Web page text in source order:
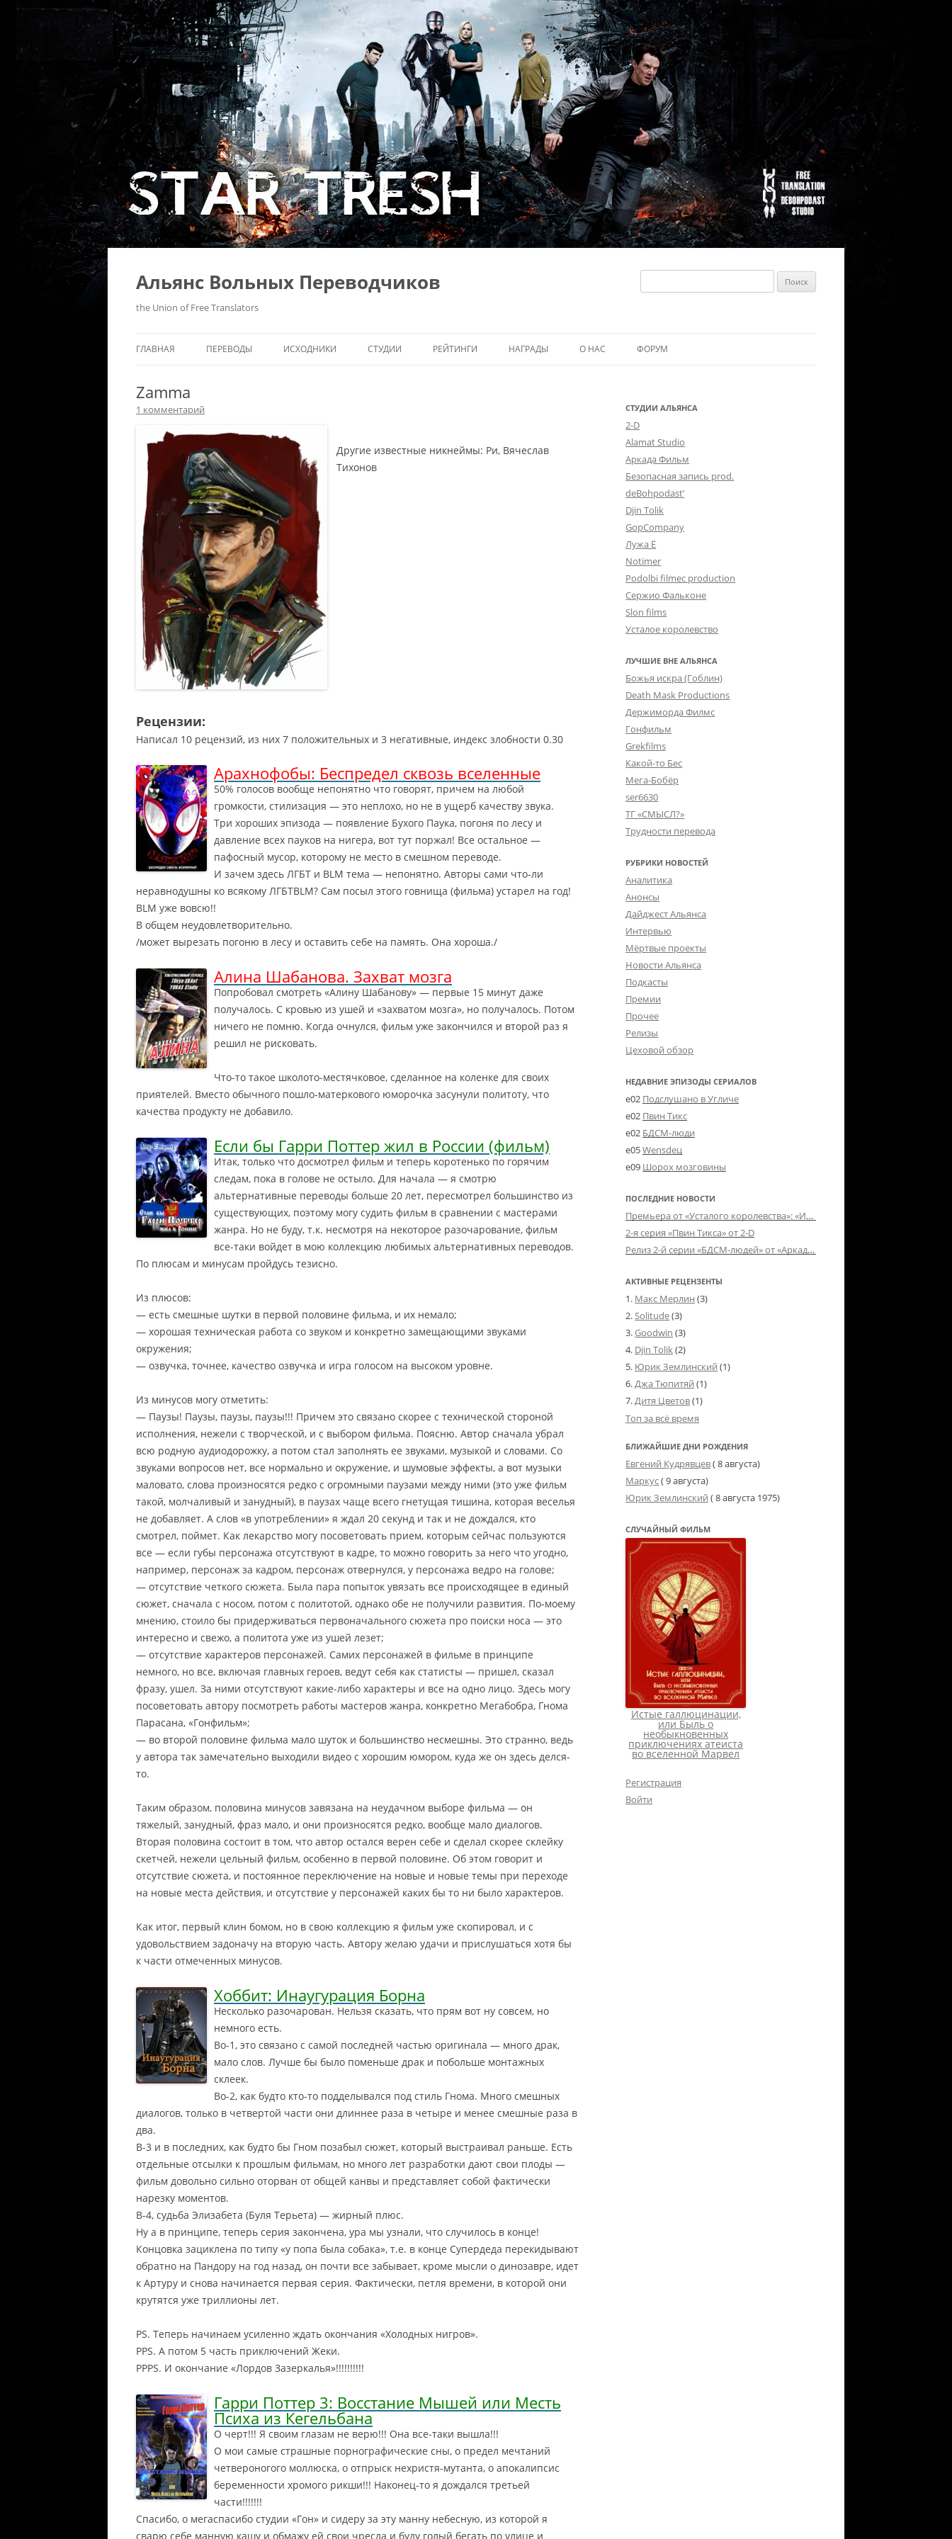
Альянс Вольных Переводчиков
the Union of Free Translators
Найти:
ГЛАВНАЯ ПЕРЕВОДЫ ИСХОДНИКИ СТУДИИ РЕЙТИНГИ НАГРАДЫ О НАС
ВСТУПЛЕНИЕ В АЛЬЯНС
ИСТОРИЯ АЛЬЯНСА
ФОРУМ
Zamma
1 комментарий
Другие известные никнеймы: Ри, Вячеслав
Тихонов
Рецензии:
Написал 10 рецензий, из них 7 положительных и 3 негативные, индекс злобности 0.30
Арахнофобы: Беспредел сквозь вселенные
50% голосов вообще непонятно что говорят, причем на любой
громкости, стилизация — это неплохо, но не в ущерб качеству звука.
Три хороших эпизода — появление Бухого Паука, погоня по лесу и
давление всех пауков на нигера, вот тут поржал! Все остальное —
пафосный мусор, которому не место в смешном переводе.
И зачем здесь ЛГБТ и BLM тема — непонятно. Авторы сами что-ли
неравнодушны ко всякому ЛГБТBLM? Сам посыл этого говнища (фильма) устарел на год!
BLM уже вовсю!!
В общем неудовлетворительно.
/может вырезать погоню в лесу и оставить себе на память. Она хороша./
Алина Шабанова. Захват мозга
Попробовал смотреть «Алину Шабанову» — первые 15 минут даже
получалось. С кровью из ушей и «захватом мозга», но получалось. Потом
ничего не помню. Когда очнулся, фильм уже закончился и второй раз я
решил не рисковать.
Что-то такое школото-местячковое, сделанное на коленке для своих
приятелей. Вместо обычного пошло-матеркового юморочка засунули политоту, что
качества продукту не добавило.
Если бы Гарри Поттер жил в России (фильм)
Итак, только что досмотрел фильм и теперь коротенько по горячим
следам, пока в голове не остыло. Для начала — я смотрю
альтернативные переводы больше 20 лет, пересмотрел большинство из
существующих, поэтому могу судить фильм в сравнении с мастерами
жанра. Но не буду, т.к. несмотря на некоторое разочарование, фильм
все-таки войдет в мою коллекцию любимых альтернативных переводов.
По плюсам и минусам пройдусь тезисно.
Из плюсов:
— есть смешные шутки в первой половине фильма, и их немало;
— хорошая техническая работа со звуком и конкретно замещающими звуками
окружения;
— озвучка, точнее, качество озвучка и игра голосом на высоком уровне.
Из минусов могу отметить:
— Паузы! Паузы, паузы, паузы!!! Причем это связано скорее с технической стороной
исполнения, нежели с творческой, и с выбором фильма. Поясню. Автор сначала убрал
всю родную аудиодорожку, а потом стал заполнять ее звуками, музыкой и словами. Со
звуками вопросов нет, все нормально и окружение, и шумовые эффекты, а вот музыки
маловато, слова произносятся редко с огромными паузами между ними (это уже фильм
такой, молчаливый и занудный), в паузах чаще всего гнетущая тишина, которая веселья
не добавляет. А слов «в употреблении» я ждал 20 секунд и так и не дождался, кто
смотрел, поймет. Как лекарство могу посоветовать прием, которым сейчас пользуются
все — если губы персонажа отсутствуют в кадре, то можно говорить за него что угодно,
например, персонаж за кадром, персонаж отвернулся, у персонажа ведро на голове;
— отсутствие четкого сюжета. Была пара попыток увязать все происходящее в единый
сюжет, сначала с носом, потом с политотой, однако обе не получили развития. По-моему
мнению, стоило бы придерживаться первоначального сюжета про поиски носа — это
интересно и свежо, а политота уже из ушей лезет;
— отсутствие характеров персонажей. Самих персонажей в фильме в принципе
немного, но все, включая главных героев, ведут себя как статисты — пришел, сказал
фразу, ушел. За ними отсутствуют какие-либо характеры и все на одно лицо. Здесь могу
посоветовать автору посмотреть работы мастеров жанра, конкретно Мегабобра, Гнома
Парасана, «Гонфильм»;
— во второй половине фильма мало шуток и большинство несмешны. Это странно, ведь
у автора так замечательно выходили видео с хорошим юмором, куда же он здесь делся-
то.
Таким образом, половина минусов завязана на неудачном выборе фильма — он
тяжелый, занудный, фраз мало, и они произносятся редко, вообще мало диалогов.
Вторая половина состоит в том, что автор остался верен себе и сделал скорее склейку
скетчей, нежели цельный фильм, особенно в первой половине. Об этом говорит и
отсутствие сюжета, и постоянное переключение на новые и новые темы при переходе
на новые места действия, и отсутствие у персонажей каких бы то ни было характеров.
Как итог, первый клин бомом, но в свою коллекцию я фильм уже скопировал, и с
удовольствием задоначу на вторую часть. Автору желаю удачи и прислушаться хотя бы
к части отмеченных минусов.
Хоббит: Инаугурация Борна
Несколько разочарован. Нельзя сказать, что прям вот ну совсем, но
немного есть.
Во-1, это связано с самой последней частью оригинала — много драк,
мало слов. Лучше бы было поменьше драк и побольше монтажных
склеек.
Во-2, как будто кто-то подделывался под стиль Гнома. Много смешных
диалогов, только в четвертой части они длиннее раза в четыре и менее смешные раза в
два.
В-3 и в последних, как будто бы Гном позабыл сюжет, который выстраивал раньше. Есть
отдельные отсылки к прошлым фильмам, но много лет разработки дают свои плоды —
фильм довольно сильно оторван от общей канвы и представляет собой фактически
нарезку моментов.
В-4, судьба Элизабета (Буля Терьета) — жирный плюс.
Ну а в принципе, теперь серия закончена, ура мы узнали, что случилось в конце!
Концовка зациклена по типу «у попа была собака», т.е. в конце Супердеда перекидывают
обратно на Пандору на год назад, он почти все забывает, кроме мысли о динозавре, идет
к Артуру и снова начинается первая серия. Фактически, петля времени, в которой они
крутятся уже триллионы лет.
PS. Теперь начинаем усиленно ждать окончания «Холодных нигров».
PPS. А потом 5 часть приключений Жеки.
PPPS. И окончание «Лордов Зазеркалья»!!!!!!!!!!
Гарри Поттер 3: Восстание Мышей или Месть
Психа из Кегельбана
О черт!!! Я своим глазам не верю!!! Она все-таки вышла!!!
О мои самые страшные порнографические сны, о предел мечтаний
четвероногого моллюска, о отпрыск нехристя-мутанта, о апокалипсис
беременности хромого рикши!!! Наконец-то я дождался третьей
части!!!!!!!
Спасибо, о мегаспасибо студии «Гон» и сидеру за эту манну небесную, из которой я
сварю себе манную кашу и обмажу ей свои чресла и буду голый бегать по улице и
СТУДИИ АЛЬЯНСА
2-D
Alamat Studio
Аркада Фильм
Безопасная запись prod.
deBohpodast’
Djin Tolik
GopCompany
Лужа Ё
Notimer
Podolbi filmec production
Сержио Фальконе
Slon films
Усталое королевство
ЛУЧШИЕ ВНЕ АЛЬЯНСА
Божья искра (Гоблин)
Death Mask Productions
Держиморда Филмс
Гонфильм
Grekfilms
Какой-то Бес
Мега-Бобёр
ser6630
ТГ «СМЫСЛ?»
Трудности перевода
РУБРИКИ НОВОСТЕЙ
Аналитика
Анонсы
Дайджест Альянса
Интервью
Мёртвые проекты
Новости Альянса
Подкасты
Премии
Прочее
Релизы
Цеховой обзор
НЕДАВНИЕ ЭПИЗОДЫ СЕРИАЛОВ
e02 Подслушано в Угличе
e02 Пвин Тикс
e02 БДСМ-люди
e05Wensdeц
e09 Шорох мозговины
ПОСЛЕДНИЕ НОВОСТИ
Премьера от «Усталого королевства»: «Игорь начал»
2-я серия «Пвин Тикса» от 2-D
Релиз 2-й серии «БДСМ-людей» от «Аркада Фильм»
АКТИВНЫЕ РЕЦЕНЗЕНТЫ
Макс Мерлин (3)
Solitude(3)
Goodwin (3)
Djin Tolik(2)
Юрик Землинский (1)
Джа Тюпитяй (1)
Дитя Цветов(1)
Топ за всё время
БЛИЖАЙШИЕ ДНИ РОЖДЕНИЯ
Евгений Кудрявцев( 8 августа)
Маркус( 9 августа)
Юрик Землинский (8 августа 1975)
СЛУЧАЙНЫЙ ФИЛЬМ
Истые галлюцинации,
или Быль о
необыкновенных
приключениях атеиста
во вселенной Марвел
Регистрация
Войти